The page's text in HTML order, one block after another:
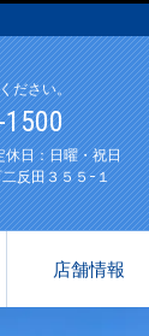
ださい。
1500
日：日曜・祝日
反田３５５−１
店舗情報